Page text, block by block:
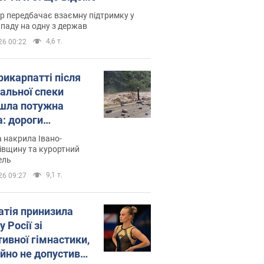
передбачає взаємну підтримку у
на одну з держав
00:22 4,6 т.
після
спеки
потужна
дороги
на
Відео
накрила Івано-
та курортний
09:27 9,1 т.
принизила
Росії зі
гімнастики,
не допустивши